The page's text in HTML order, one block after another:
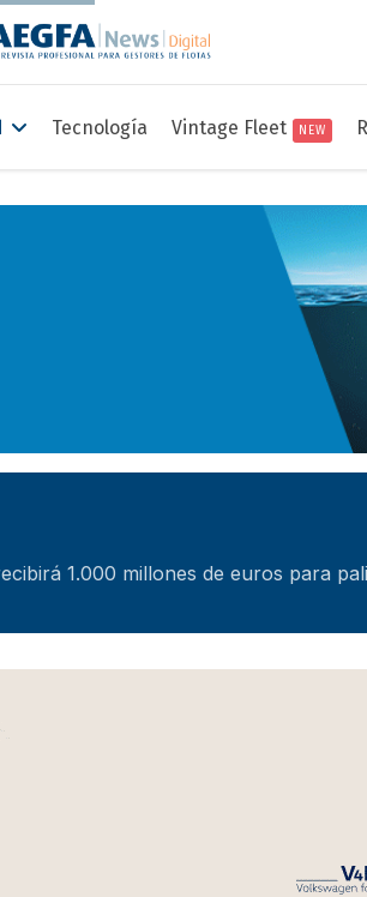
Tecnología Vintage Fleet NEW
1.000 millones de euros para